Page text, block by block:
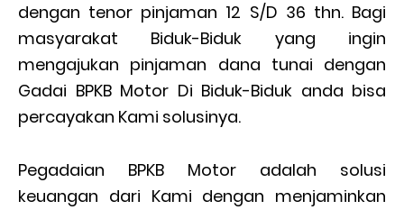
dengan tenor pinjaman 12 S/D 36 thn. Bagi
masyarakat Biduk-Biduk yang ingin
mengajukan pinjaman dana tunai dengan
Gadai BPKB Motor Di Biduk-Biduk anda bisa
percayakan Kami solusinya.
Pegadaian BPKB Motor adalah solusi
keuangan dari Kami dengan menjaminkan